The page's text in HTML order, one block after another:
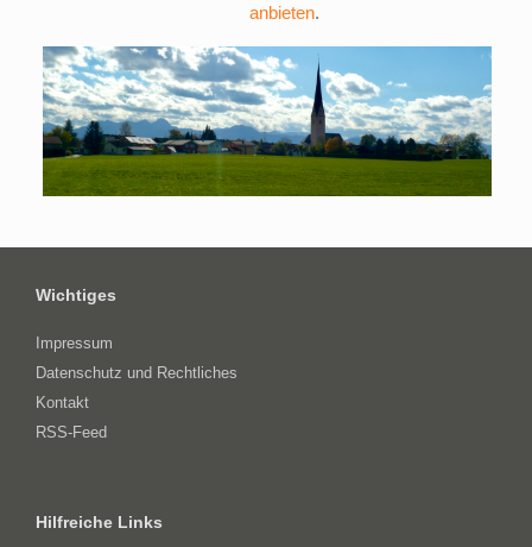
anbieten.
Wichtiges
Impressum
Datenschutz und Rechtliches
Kontakt
RSS-Feed
Hilfreiche Links